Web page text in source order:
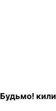
Будьмо!